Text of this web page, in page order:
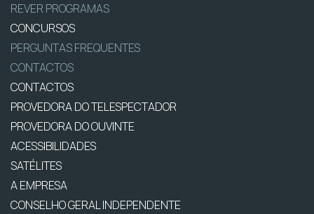
REVER PROGRAMAS
CONCURSOS
PERGUNTAS FREQUENTES
CONTACTOS
CONTACTOS
PROVEDORA DO TELESPECTADOR
PROVEDORA DO OUVINTE
ACESSIBILIDADES
SATÉLITES
A EMPRESA
CONSELHO GERAL INDEPENDENTE